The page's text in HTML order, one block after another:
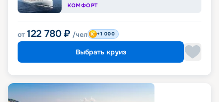
КОМФОРТ
от 122 780 ₽ /чел +1 000
Выбрать круиз